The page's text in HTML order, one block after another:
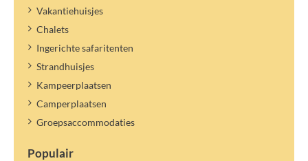
Vakantiehuisjes
Chalets
Ingerichte safaritenten
Strandhuisjes
Kampeerplaatsen
Camperplaatsen
Groepsaccommodaties
Populair